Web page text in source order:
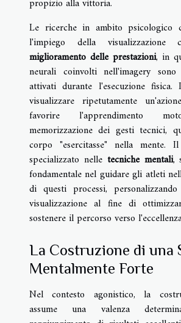
propizio alla vittoria.
Le ricerche in ambito psicologico
l'impiego della visualizzazione
miglioramento delle prestazioni, in
neurali coinvolti nell'imagery
attivati durante l'esecuzione
visualizzare ripetutamente
favorire l'apprendimento
memorizzazione dei gesti tecnici,
corpo "esercitasse" nella mente.
specializzato nelle tecniche mentali,
fondamentale nel guidare gli atleti
di questi processi,
visualizzazione al fine di
sostenere il percorso verso
La Costruzione di una
Mentalmente Forte
Nel contesto agonistico, la
assume una valenza